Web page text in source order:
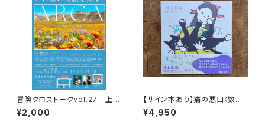
冒険クロストークvol.27 上田
優紀「この星の物語を撮る」録画
視聴権
¥2,000
【サイン本あり】猫の悪口〈数量
限定・オリジナルトート付き〉
¥4,950